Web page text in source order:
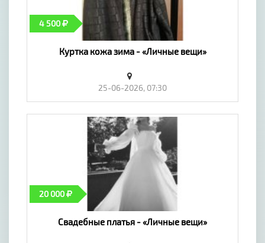
4 500
Куртка кожа зима - «Личные вещи»
25-06-2026, 07:30
20 000
Свадебные платья - «Личные вещи»